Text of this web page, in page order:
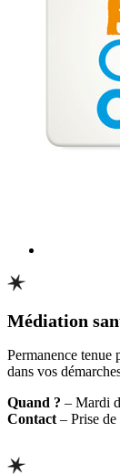
Médiation
Permanence tenue
dans vos
Quand ? – Mardi
Contact – Prise